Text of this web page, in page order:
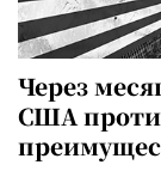
Через
США